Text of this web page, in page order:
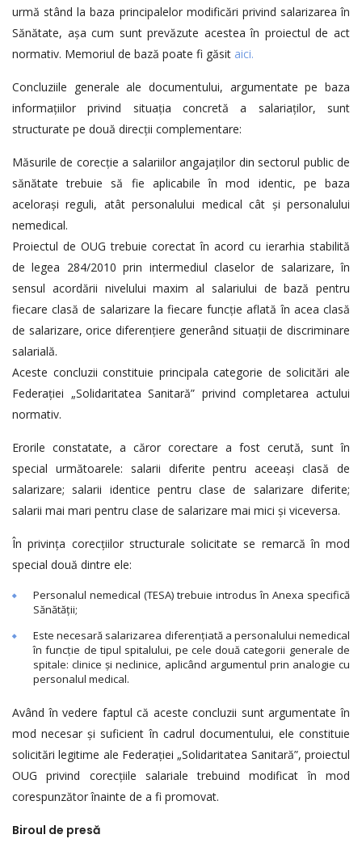
urmă stând la baza principalelor modificări privind salarizarea în
Sănătate, așa cum sunt prevăzute acestea în proiectul de act
normativ. Memoriul de bază poate fi găsit aici.
Concluziile generale ale documentului, argumentate pe baza
informațiilor privind situația concretă a salariaților, sunt
structurate pe două direcții complementare:
Măsurile de corecție a salariilor angajaților din sectorul public de
sănătate trebuie să fie aplicabile în mod identic, pe baza
acelorași reguli, atât personalului medical cât și personalului
nemedical.
Proiectul de OUG trebuie corectat în acord cu ierarhia stabilită
de legea 284/2010 prin intermediul claselor de salarizare, în
sensul acordării nivelului maxim al salariului de bază pentru
fiecare clasă de salarizare la fiecare funcție aflată în acea clasă
de salarizare, orice diferențiere generând situații de discriminare
salarială.
Aceste concluzii constituie principala categorie de solicitări ale
Federației „Solidaritatea Sanitară” privind completarea actului
normativ.
Erorile constatate, a căror corectare a fost cerută, sunt în
special următoarele: salarii diferite pentru aceeași clasă de
salarizare; salarii identice pentru clase de salarizare diferite;
salarii mai mari pentru clase de salarizare mai mici și viceversa.
În privința corecțiilor structurale solicitate se remarcă în mod
special două dintre ele:
Personalul nemedical (TESA) trebuie introdus în Anexa specifică
Sănătății;
Este necesară salarizarea diferențiată a personalului nemedical
în funcție de tipul spitalului, pe cele două categorii generale de
spitale: clinice și neclinice, aplicând argumentul prin analogie cu
personalul medical.
Având în vedere faptul că aceste concluzii sunt argumentate în
mod necesar și suficient în cadrul documentului, ele constituie
solicitări legitime ale Federației „Solidaritatea Sanitară”, proiectul
OUG privind corecțiile salariale trebuind modificat în mod
corespunzător înainte de a fi promovat.
Biroul de presă